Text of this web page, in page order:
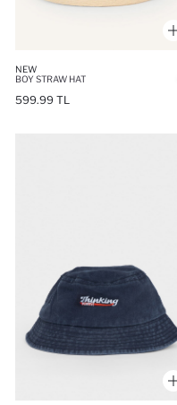
NEW
BOY STRAW HAT
599.99 TL